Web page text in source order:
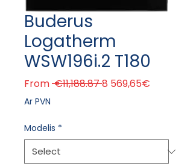
Buderus
Logatherm
WSW196i.2 T180
From €11,188.87 Regular Price
8 569,65€
Ar PVN
Modelis *